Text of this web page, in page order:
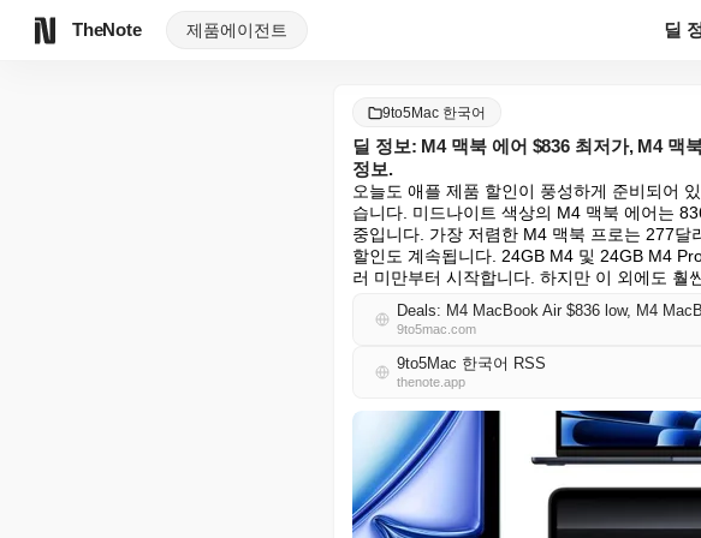
TheNote 제품에이전트
9to5Mac 한국어
딜 정보: M4 맥북 에어 $836 최저가, M4 맥
정보.
오늘도 애플 제품 할인이 풍성하게 준비되어
습니다. 미드나이트 색상의 M4 맥북 에어는
중입니다. 가장 저렴한 M4 맥북 프로는 277
할인도 계속됩니다. 24GB M4 및 24GB M4
러 미만부터 시작합니다. 하지만 이 외에도 훨
Deals: M4 MacBook Air $836 low, M4
9to5mac.com
9to5Mac 한국어 RSS
thenote.app